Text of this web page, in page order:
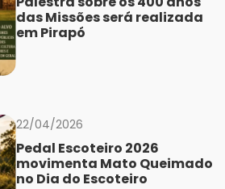
das Missões será realizada
em Pirapó
22/04/2026
Pedal Escoteiro 2026
movimenta Mato Queimado
no Dia do Escoteiro